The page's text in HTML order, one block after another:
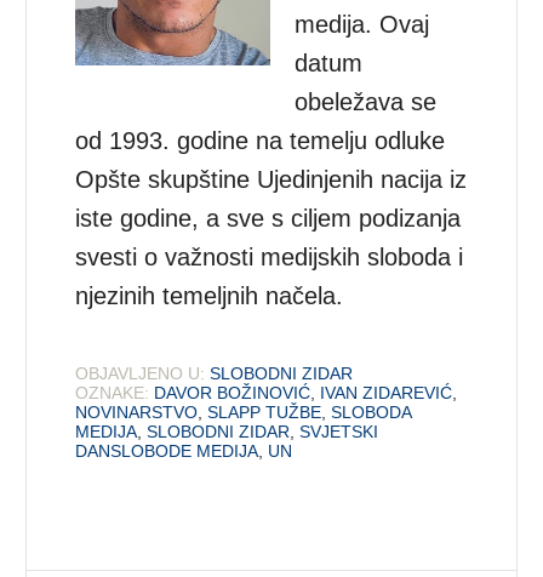
medija. Ovaj
datum
obeležava se
od 1993. godine na temelju odluke
Opšte skupštine Ujedinjenih nacija iz
iste godine, a sve s ciljem podizanja
svesti o važnosti medijskih sloboda i
njezinih temeljnih načela.
OBJAVLJENO U: SLOBODNI ZIDAR
OZNAKE: DAVOR BOŽINOVIĆ IVAN ZIDAREVIĆ
NOVINARSTVO ,SLAPP TUŽBE ,SLOBODA
MEDIJA ,SLOBODNI ZIDAR ,SVJETSKI
DANSLOBODE MEDIJA UN